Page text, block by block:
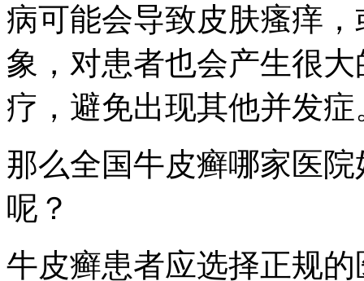
病可能会导致皮肤瘙痒
象，对患者也会产生很
疗，避免出现其他并发症
那么全国牛皮癣哪家医
呢？
牛皮癣患者应选择正规